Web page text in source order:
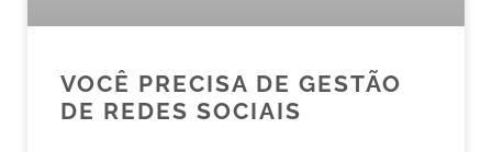
VOCÊ PRECISA DE GESTÃO
DE REDES SOCIAIS